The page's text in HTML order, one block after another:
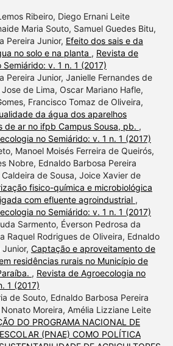
made.
Ribeiro, Diego Ernani Leite
Maria Souto, Samuel Guedes Bitu,
Pereira Junior, Efeito dos sais e da
no solo e na planta , Revista de
v. 1 n. 1 (2017)
Pereira Junior, Janielle Fernandes de
de Lima, Oscar Mariano Hafle,
Francisco Tomaz de Oliveira,
da água dos aparelhos
de ar no ifpb Campus Sousa, pb. ,
no Semiárido: v. 1 n. 1 (2017)
Manoel Moisés Ferreira de Queirós,
Nobre, Ednaldo Barbosa Pereira
de Sousa, Joice Xavier de
fisico-química e microbiológica
com efluente agroindustrial ,
no Semiárido: v. 1 n. 1 (2017)
Sarmento, Éverson Pedrosa da
Raquel Rodrigues de Oliveira, Ednaldo
Captação e aproveitamento de
residências rurais no Município de
, Revista de Agroecologia no
1 (2017)
de Souto, Ednaldo Barbosa Pereira
Moreira, Amélia Lizziane Leite
DO PROGRAMA NACIONAL DE
(PNAE) COMO POLÍTICA